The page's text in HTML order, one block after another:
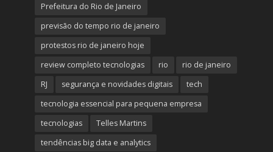
Prefeitura do Rio de Janeiro
previsão do tempo rio de janeiro
protestos rio de janeiro hoje
review completo tecnologias
rio
rio de janeiro
RJ
segurança e novidades digitais
tech
tecnologia essencial para pequena empresa
tecnologias
Telles Martins
tendências big data e analytics